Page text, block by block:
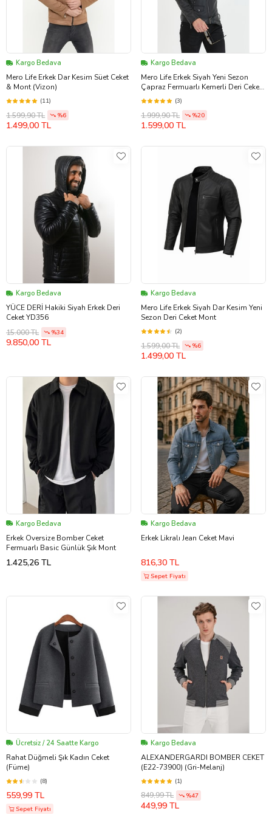
Kargo Bedava
Mero Life Erkek Dar Kesim Süet Ceket
& Mont (Vizon)
(11)
1.599,90 TL %6
1.499,00 TL
Kargo Bedava
Mero Life Erkek Siyah Yeni Sezon
Çapraz Fermuarlı Kemerli Deri Ceket
Mont
(3)
1.999,90 TL %20
1.599,00 TL
Kargo Bedava
YÜCE DERİ Hakiki Siyah Erkek Deri
Ceket YD356
15.000 TL
%34
9.850,00 TL
Kargo Bedava
Mero Life Erkek Siyah Dar Kesim Yeni
Sezon Deri Ceket Mont
(2)
1.599,00 TL %6
1.499,00 TL
Kargo Bedava
Erkek Oversize Bomber Ceket
Fermuarlı Basic Günlük Şık Mont
1.425,26 TL
Kargo Bedava
Erkek Likralı Jean Ceket Mavi
816,30 TL
Sepet Fiyatı
Ücretsiz / 24 Saatte Kargo
Rahat Düğmeli Şık Kadın Ceket
(Füme)
(8)
559,99 TL
Sepet Fiyatı
Kargo Bedava
ALEXANDERGARDI BOMBER CEKET
(E22-73900) (Gri-Melanj)
(1)
849,99 TL %47
449,99 TL